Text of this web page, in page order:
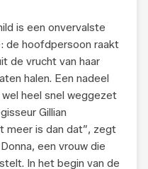
is een onvervalste
de hoofdpersoon raakt
de vrucht van haar
halen. Een nadeel
heel snel weggezet
Gillian
meer is dan dat”, zegt
een vrouw die
In het begin van de